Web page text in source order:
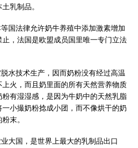
乳制品。
国法律允许奶牛养殖中添加激素增加
，法国是欧盟成员国里唯一专门立法
水技术生产，因而奶粉没有经过高温
火，而且奶里面的所有天然营养物质
有湿湿感，是因为牛奶中的天然乳脂
小撮奶粉捻成小团，而不像烘干的奶
末。
大国，是世界上最大的乳制品出口